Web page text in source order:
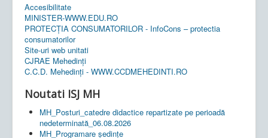
Accesibilitate
MINISTER-WWW.EDU.RO
PROTECȚIA CONSUMATORILOR - InfoCons – protectia
consumatorilor
Site-uri web unitati
CJRAE Mehedinți
C.C.D. Mehedinţi - WWW.CCDMEHEDINTI.RO
Noutati ISJ MH
MH_Posturi_catedre didactice repartizate pe perioadă
nedeterminată_06.08.2026
MH_Programare ședințe